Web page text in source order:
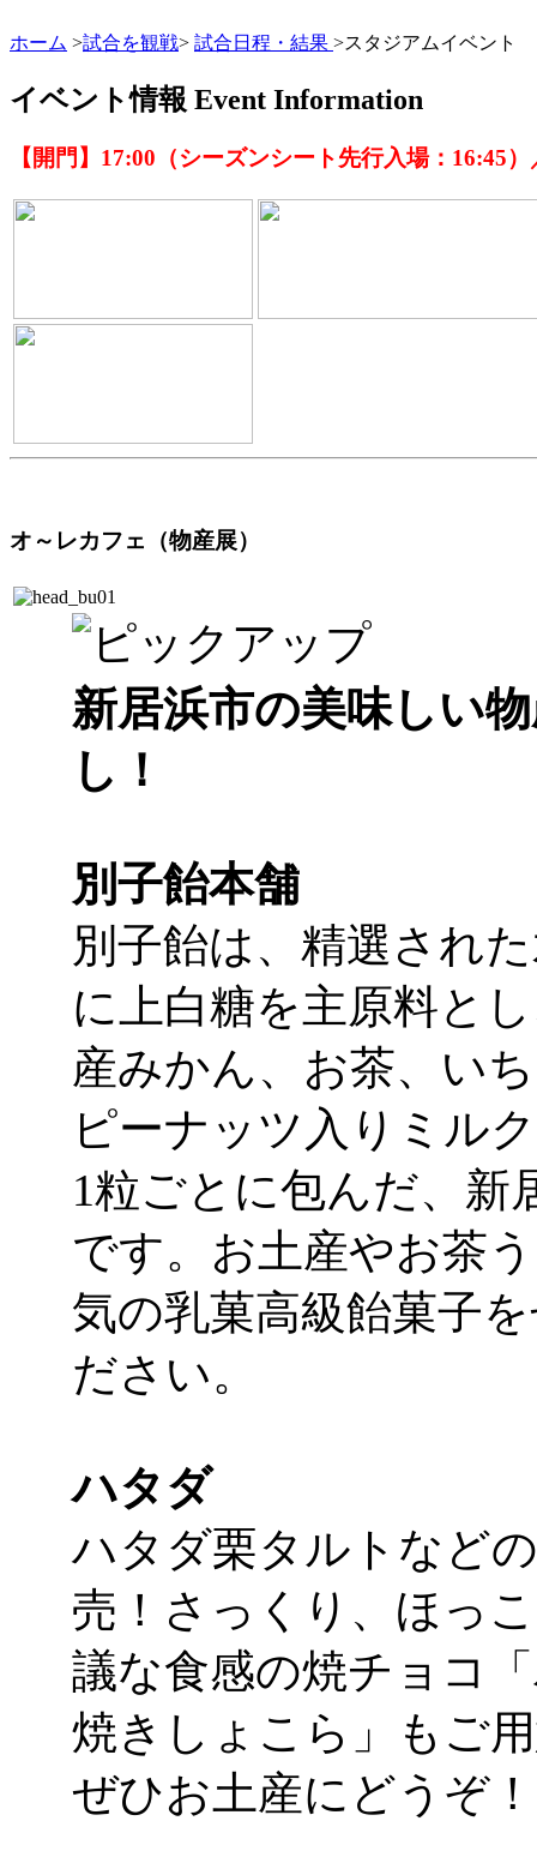
ホーム >試合を観戦> 試合日程・結果 >スタジアムイベント
イベント情報 Event Information
【開門】17:00（シーズンシート先行入場：16:45
オ～レカフェ（物産展）
新居浜市の美味しい
し！
別子飴本舗
別子飴は、精選され
に上白糖を主原料と
産みかん、お茶、い
ピーナッツ入りミル
1粒ごとに包んだ、新
です。お土産やお茶
気の乳菓高級飴菓子
ださい。
ハタダ
ハタダ栗タルトなど
売！さっくり、ほっ
議な食感の焼チョコ
焼きしょこら」もご
ぜひお土産にどうぞ！